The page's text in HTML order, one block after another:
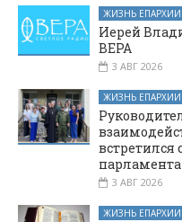
ЖИЗНЬ ЕПАРХИИ
Иерей
ВЕРА
3 АВГ 2026
ЖИЗНЬ ЕПАРХИИ
3 АВГ 2026
ЖИЗНЬ ЕПАРХИИ